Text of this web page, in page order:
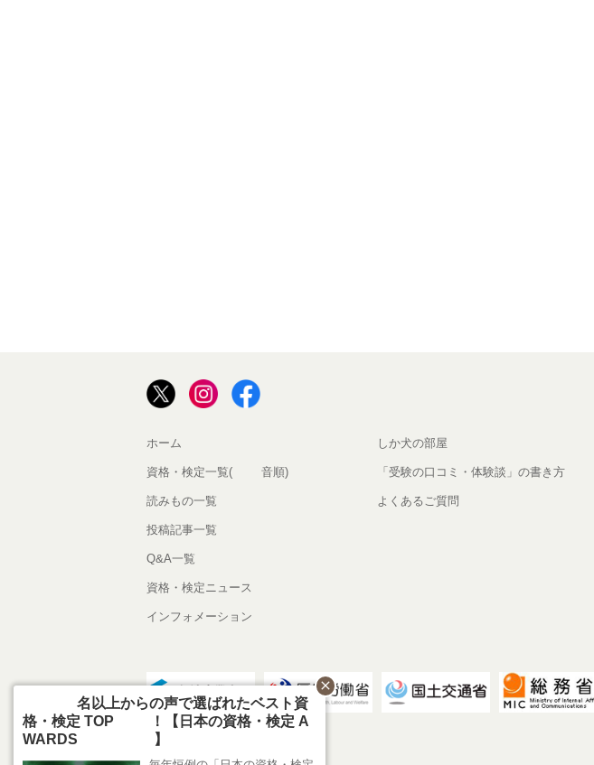
ホーム
資格・検定一覧(50音順)
読みもの一覧
投稿記事一覧
Q&A一覧
資格・検定ニュース
インフォメーション
しか犬の部屋
「受験の口コミ・体験談」の書き方
よくあるご質問
800名以上からの声で選ばれたベスト資
格・検定 TOP10！【日本の資格・検定 A
WARDS 2026】
close